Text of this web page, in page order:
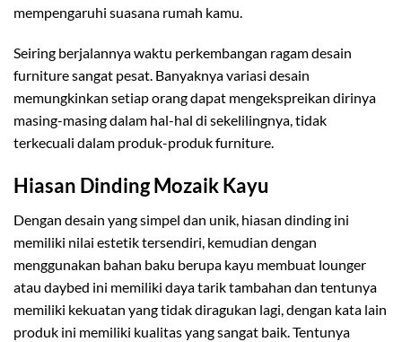
mempengaruhi suasana rumah kamu.
Seiring berjalannya waktu perkembangan ragam desain
furniture sangat pesat. Banyaknya variasi desain
memungkinkan setiap orang dapat mengekspreikan dirinya
masing-masing dalam hal-hal di sekelilingnya, tidak
terkecuali dalam produk-produk furniture.
Hiasan Dinding Mozaik Kayu
Dengan desain yang simpel dan unik, hiasan dinding ini
memiliki nilai estetik tersendiri, kemudian dengan
menggunakan bahan baku berupa kayu membuat lounger
atau daybed ini memiliki daya tarik tambahan dan tentunya
memiliki kekuatan yang tidak diragukan lagi, dengan kata lain
produk ini memiliki kualitas yang sangat baik. Tentunya